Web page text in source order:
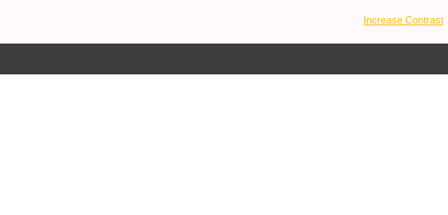
Increase Contrast